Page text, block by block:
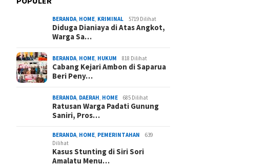
BERANDA HOME KRIMINAL 5719 Dilihat
Diduga Dianiaya di Atas Angkot,
Warga Sa…
BERANDA HOME HUKUM 818 Dilihat
Cabang Kejari Ambon di Saparua
Beri Peny…
BERANDA DAERAH HOME 685 Dilihat
Ratusan Warga Padati Gunung
Saniri, Pros…
BERANDA HOME PEMERINTAHAN
639
Dilihat
Kasus Stunting di Siri Sori
Amalatu Menu…